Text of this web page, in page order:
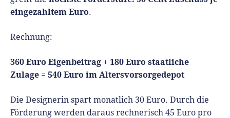
eingezahltem Euro.
Rechnung:
360 Euro Eigenbeitrag + 180 Euro staatliche
Zulage = 540 Euro im Altersvorsorgedepot
Die Designerin spart monatlich 30 Euro. Durch die
Förderung werden daraus rechnerisch 45 Euro pro